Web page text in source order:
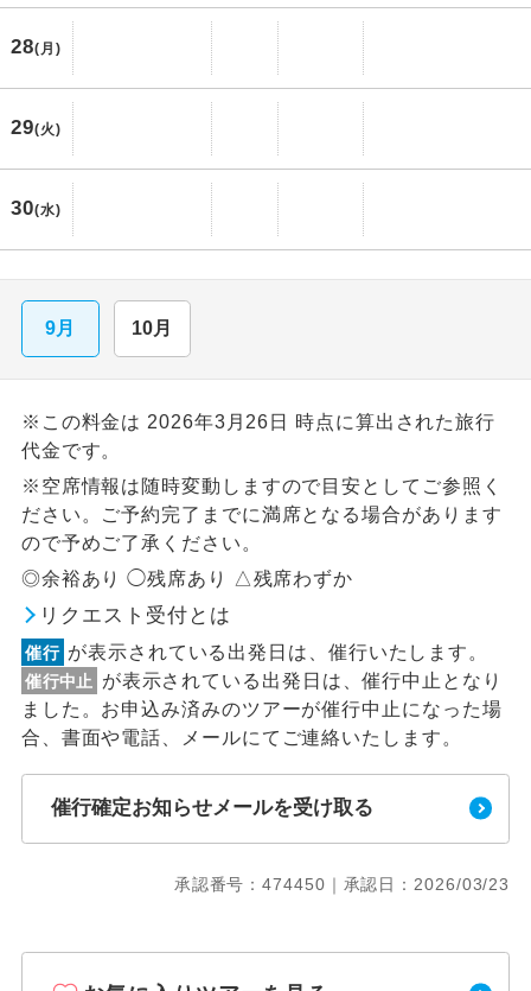
28(月)
29(火)
30(水)
9月 10月
※この料金は 2026年3月26日 時点に算出された旅行
代金です。
※空席情報は随時変動しますので目安としてご参照く
ださい。ご予約完了までに満席となる場合があります
ので予めご了承ください。
◎余裕あり ◯残席あり △残席わずか
リクエスト受付とは
催行 が表示されている出発日は、催行いたします。
催行中止
が表示されている出発日は、催行中止となり
ました。お申込み済みのツアーが催行中止になった場
合、書面や電話、メールにてご連絡いたします。
催行確定お知らせメールを受け取る
承認番号：474450｜承認日：2026/03/23